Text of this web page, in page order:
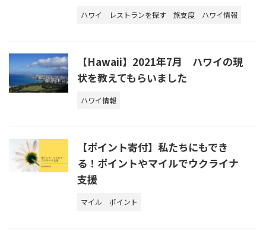
ハワイ レストランを探す 旅支度 ハワイ情報
【Hawaii】2021年7月 ハワイの現
状を教えてもらいました
ハワイ情報
【ポイント寄付】私たちにもでき
る！ポイントやマイルでウクライナ
支援
マイル ポイント